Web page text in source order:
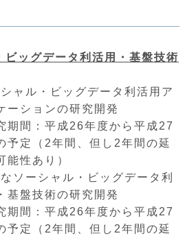
ッグデータ利活用・基盤技術
ャル・ビッグデータ利活用ア
ーションの研究開発
期間：平成26年度から平成27
予定（2年間、但し2年間の延
能性あり）
ソーシャル・ビッグデータ利
基盤技術の研究開発
期間：平成26年度から平成27
予定（2年間、但し2年間の延